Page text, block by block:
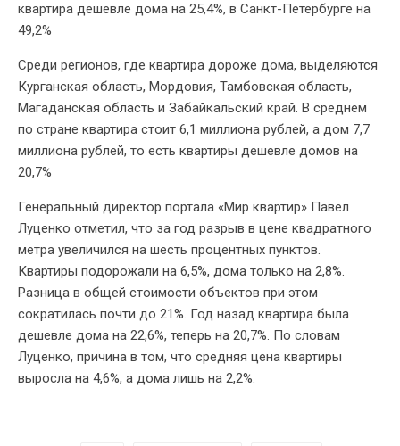
квартира дешевле дома на 25,4%, в Санкт-Петербурге на
49,2%
Среди регионов, где квартира дороже дома, выделяются
Курганская область, Мордовия, Тамбовская область,
Магаданская область и Забайкальский край. В среднем
по стране квартира стоит 6,1 миллиона рублей, а дом 7,7
миллиона рублей, то есть квартиры дешевле домов на
20,7%
Генеральный директор портала «Мир квартир» Павел
Луценко отметил, что за год разрыв в цене квадратного
метра увеличился на шесть процентных пунктов.
Квартиры подорожали на 6,5%, дома только на 2,8%.
Разница в общей стоимости объектов при этом
сократилась почти до 21%. Год назад квартира была
дешевле дома на 22,6%, теперь на 20,7%. По словам
Луценко, причина в том, что средняя цена квартиры
выросла на 4,6%, а дома лишь на 2,2%.